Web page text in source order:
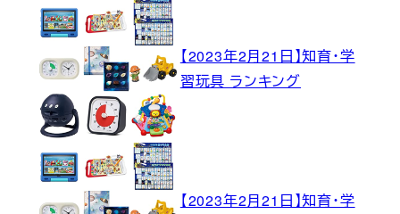
【2023年2月21日】知育・学
習玩具 ランキング
【2023年2月21日】知育・学